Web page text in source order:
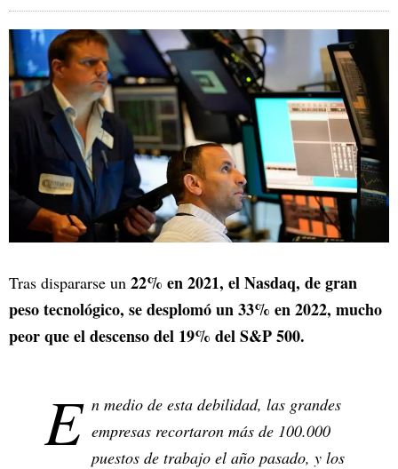
Tras dispararse un 22% en 2021, el Nasdaq, de gran
peso tecnológico, se desplomó un 33% en 2022, mucho
peor que el descenso del 19% del S&P 500.
E n medio de esta debilidad, las grandes
empresas recortaron más de 100.000
puestos de trabajo el año pasado, y los